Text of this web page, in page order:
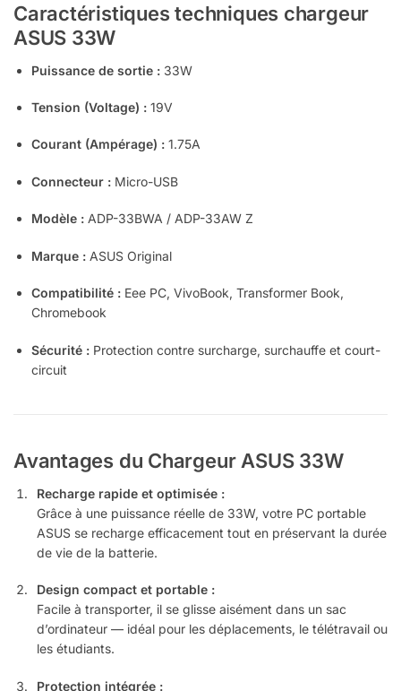
Caractéristiques techniques chargeur
ASUS 33W
Puissance de sortie : 33W
Tension (Voltage) : 19V
Courant (Ampérage) : 1.75A
Connecteur : Micro-USB
Modèle : ADP-33BWA / ADP-33AW Z
Marque : ASUS Original
Compatibilité : Eee PC, VivoBook, Transformer Book,
Chromebook
Sécurité : Protection contre surcharge, surchauffe et court-
circuit
Avantages du Chargeur ASUS 33W
Recharge rapide et optimisée :
Grâce à une puissance réelle de 33W, votre PC portable
ASUS se recharge efficacement tout en préservant la durée
de vie de la batterie.
Design compact et portable :
Facile à transporter, il se glisse aisément dans un sac
d’ordinateur — idéal pour les déplacements, le télétravail ou
les étudiants.
Protection intégrée :